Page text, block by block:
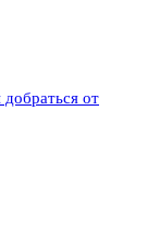
от